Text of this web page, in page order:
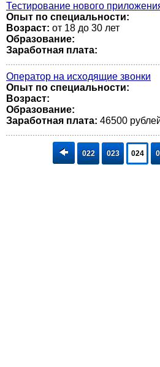
Тестирование нового
Опыт по специальности:
Возраст: от 18 до 30 лет
Образование:
Заработная плата:
Оператор на исходящие звонки
Опыт по специальности:
Возраст:
Образование:
Заработная плата: 46500
022 023 024